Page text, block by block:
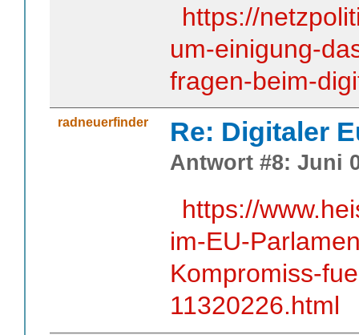
https://
um-einigung-
fragen-beim-
radneuerfinder Re: Digitaler
Antwort #8: Juni
https://
im-EU-
Kompromiss-
11320226.html